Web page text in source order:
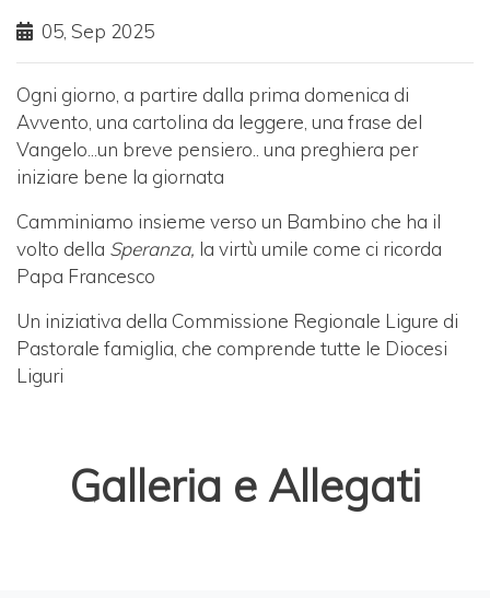
05, Sep 2025
Ogni giorno, a partire dalla prima domenica di
Avvento, una cartolina da leggere, una frase del
Vangelo...un breve pensiero.. una preghiera per
iniziare bene la giornata
Camminiamo insieme verso un Bambino che ha il
volto della Speranza, la virtù umile come ci ricorda
Papa Francesco
Un iniziativa della Commissione Regionale Ligure di
Pastorale famiglia, che comprende tutte le Diocesi
Liguri
Galleria e Allegati